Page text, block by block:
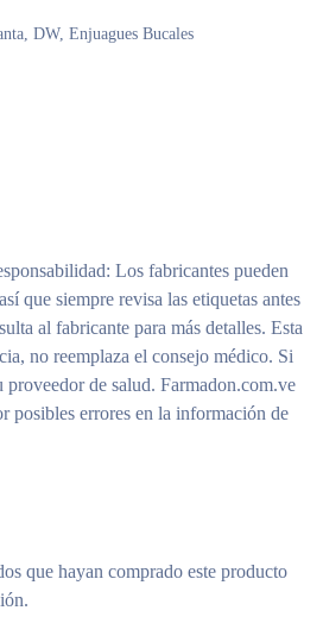
, DW, Enjuagues Bucales
: Los fabricantes pueden
que siempre revisa las etiquetas antes
al fabricante para más detalles. Esta
no reemplaza el consejo médico. Si
proveedor de salud. Farmadon.com.ve
posibles errores en la información de
que hayan comprado este producto